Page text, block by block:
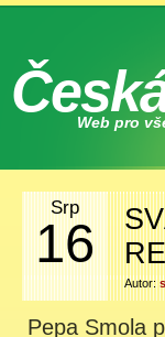
Web pro
Srp
16
Autor:
Pepa Smola